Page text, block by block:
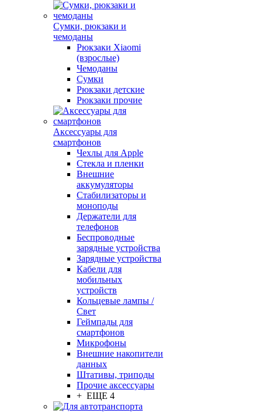
Сумки, рюкзаки и
чемоданы
Рюкзаки Xiaomi
(взрослые)
Чемоданы
Сумки
Рюкзаки детские
Рюкзаки прочие
Аксессуары для
смартфонов
Чехлы для Apple
Стекла и пленки
Внешние
аккумуляторы
Стабилизаторы и
моноподы
Держатели для
телефонов
Беспроводные
зарядные устройства
Зарядные устройства
Кабели для
мобильных
устройств
Кольцевые лампы /
Свет
Геймпады для
смартфонов
Микрофоны
Внешние накопители
данных
Штативы, триподы
Прочие аксессуары
+ ЕЩЕ 4